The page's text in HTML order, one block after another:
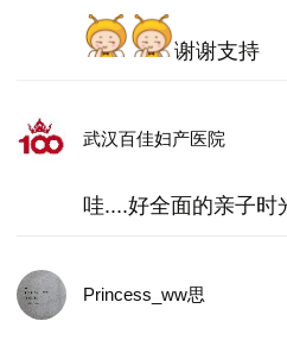
-- 打气球，踢皮球。
-- 晚上关上所有的灯和窗帘
谢谢支持
武汉百佳妇产医院
哇....好全面的亲子时
Princess_ww思